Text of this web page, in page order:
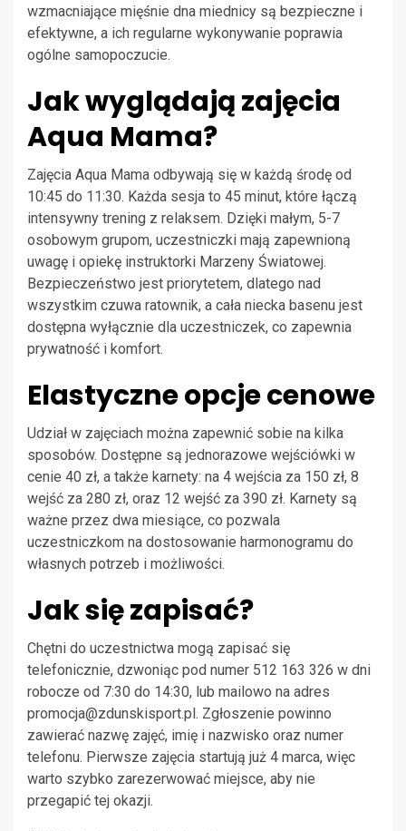
wzmacniające mięśnie dna miednicy są bezpieczne i
efektywne, a ich regularne wykonywanie poprawia
ogólne samopoczucie.
Jak wyglądają zajęcia
Aqua Mama?
Zajęcia Aqua Mama odbywają się w każdą środę od
10:45 do 11:30. Każda sesja to 45 minut, które łączą
intensywny trening z relaksem. Dzięki małym, 5-7
osobowym grupom, uczestniczki mają zapewnioną
uwagę i opiekę instruktorki Marzeny Światowej.
Bezpieczeństwo jest priorytetem, dlatego nad
wszystkim czuwa ratownik, a cała niecka basenu jest
dostępna wyłącznie dla uczestniczek, co zapewnia
prywatność i komfort.
Elastyczne opcje cenowe
Udział w zajęciach można zapewnić sobie na kilka
sposobów. Dostępne są jednorazowe wejściówki w
cenie 40 zł, a także karnety: na 4 wejścia za 150 zł, 8
wejść za 280 zł, oraz 12 wejść za 390 zł. Karnety są
ważne przez dwa miesiące, co pozwala
uczestniczkom na dostosowanie harmonogramu do
własnych potrzeb i możliwości.
Jak się zapisać?
Chętni do uczestnictwa mogą zapisać się
telefonicznie, dzwoniąc pod numer 512 163 326 w dni
robocze od 7:30 do 14:30, lub mailowo na adres
promocja@zdunskisport.pl . Zgłoszenie powinno
zawierać nazwę zajęć, imię i nazwisko oraz numer
telefonu. Pierwsze zajęcia startują już 4 marca, więc
warto szybko zarezerwować miejsce, aby nie
przegapić tej okazji.